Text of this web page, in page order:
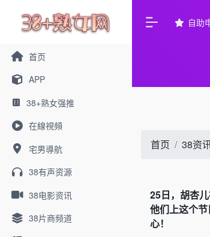
首页
APP
38+熟女强推
在線視頻
宅男導航
38有声资源
38电影资讯
38片商频道
自助
首页 38资
25日，胡杏
他们上这个
心！